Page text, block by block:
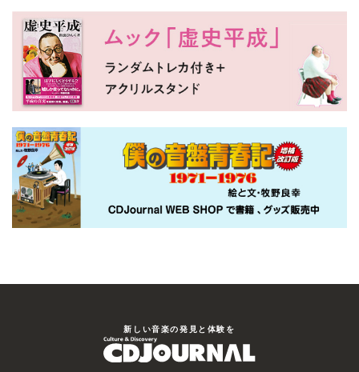
新しい⾳楽の発⾒と体験を